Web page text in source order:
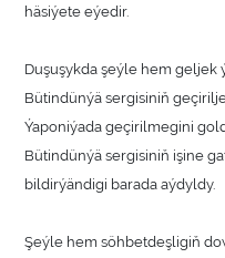
häsiýete eýedir.
Duşuşykda şeýle hem geljek
Bütindünýä sergisiniň
Ýaponiýada geçirilmegini
Bütindünýä sergisiniň işine
bildirýändigi barada aýdyldy.
Şeýle hem söhbetdeşligiň